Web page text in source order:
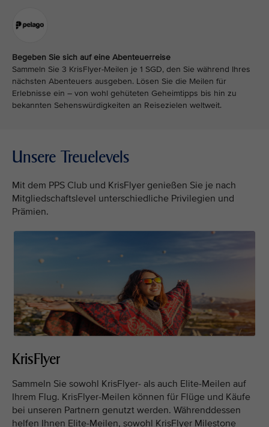
Begeben Sie sich auf eine Abenteuerreise
Sammeln Sie 3 KrisFlyer-Meilen je 1 SGD, den Sie während Ihres
nächsten Abenteuers ausgeben. Lösen Sie die Meilen für
Erlebnisse ein – von wohl gehüteten Geheimtipps bis hin zu
bekannten Sehenswürdigkeiten an Reisezielen weltweit.
Unsere Treuelevels
Mit dem PPS Club und KrisFlyer genießen Sie je nach
Mitgliedschaftslevel unterschiedliche Privilegien und
Prämien.
KrisFlyer
Sammeln Sie sowohl KrisFlyer- als auch Elite-Meilen auf
Ihrem Flug. KrisFlyer-Meilen können für Flüge und Käufe
bei unseren Partnern genutzt werden. Währenddessen
helfen Ihnen Elite-Meilen, sowohl KrisFlyer Milestone